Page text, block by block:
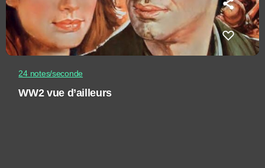
24 notes/seconde
WW2 vue d’ailleurs